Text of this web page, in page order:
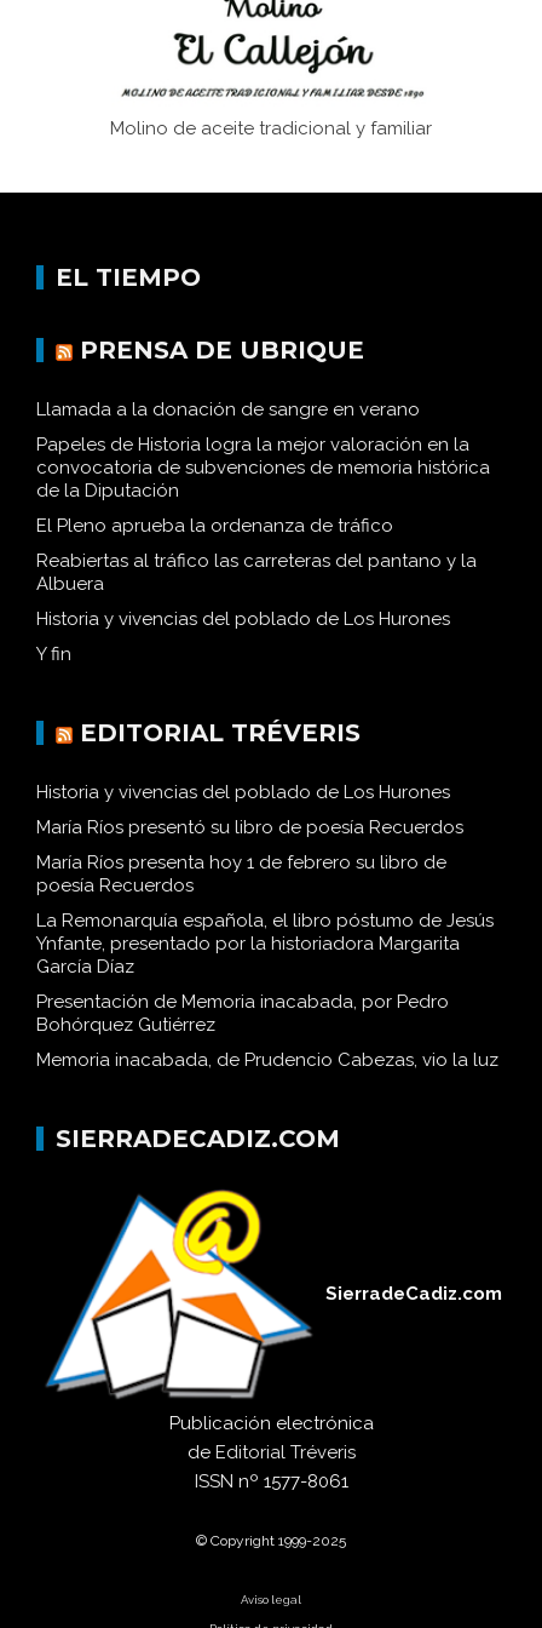
Molino de aceite tradicional y familiar
EL TIEMPO
PRENSA DE UBRIQUE
Llamada a la donación de sangre en verano
Papeles de Historia logra la mejor valoración en la
convocatoria de subvenciones de memoria histórica
de la Diputación
El Pleno aprueba la ordenanza de tráfico
Reabiertas al tráfico las carreteras del pantano y la
Albuera
Historia y vivencias del poblado de Los Hurones
Y fin
EDITORIAL TRÉVERIS
Historia y vivencias del poblado de Los Hurones
María Ríos presentó su libro de poesía Recuerdos
María Ríos presenta hoy 1 de febrero su libro de
poesía Recuerdos
La Remonarquía española, el libro póstumo de Jesús
Ynfante, presentado por la historiadora Margarita
García Díaz
Presentación de Memoria inacabada, por Pedro
Bohórquez Gutiérrez
Memoria inacabada, de Prudencio Cabezas, vio la luz
SIERRADECADIZ.COM
SierradeCadiz.com
Publicación electrónica
de Editorial Tréveris
ISSN nº 1577-8061
© Copyright 1999-2025
Aviso legal